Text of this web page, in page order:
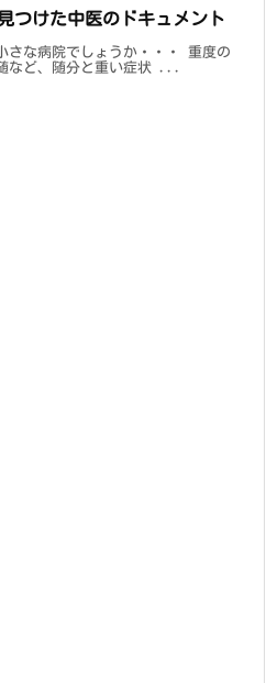
つけた中医のドキュメント
さな病院でしょうか・・・ 重度の
など、随分と重い症状 ...